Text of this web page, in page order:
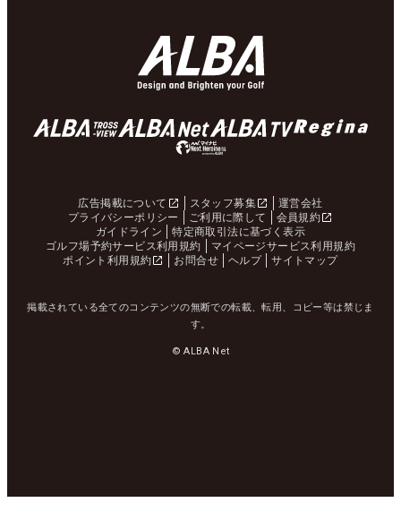
広告掲載について スタッフ募集
運営会社
プライバシーポリシー
ご利用に際して
会員規約
ガイドライン
特定商取引法に基づく表示
ゴルフ場予約サービス利用規約
マイページサービス利用規約
ポイント利用規約
お問合せ ヘルプ サイトマップ
掲載されている全てのコンテンツの無断での転載、転用、コピー等は禁じま
す。
© ALBA Net